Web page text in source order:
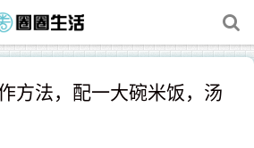
方法，配一大碗米饭，汤